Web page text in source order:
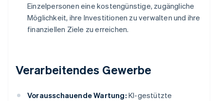
Einzelpersonen eine kostengünstige, zugängliche
Möglichkeit, ihre Investitionen zu verwalten und ihre
finanziellen Ziele zu erreichen.
Verarbeitendes Gewerbe
Vorausschauende Wartung: KI-gestützte